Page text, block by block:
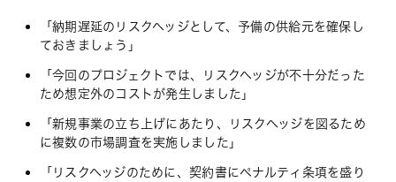
「納期遅延のリスクヘッジとして、予備の供給元を確保し
ておきましょう」
「今回のプロジェクトでは、リスクヘッジが不十分だった
ため想定外のコストが発生しました」
「新規事業の立ち上げにあたり、リスクヘッジを図るため
に複数の市場調査を実施しました」
「リスクヘッジのために、契約書にペナルティ条項を盛り